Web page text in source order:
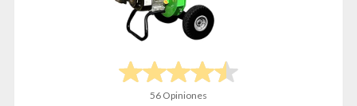
56 Opiniones